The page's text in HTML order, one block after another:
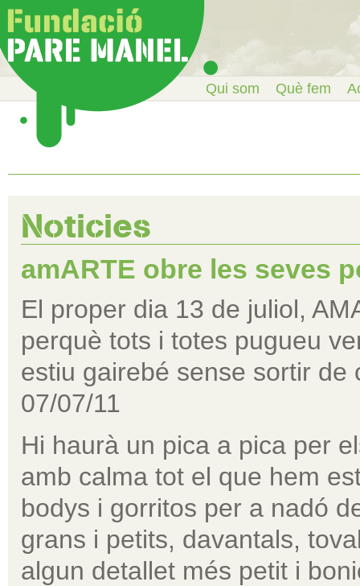
Qui som Què fem
Noticies
amARTE obre les seves
El proper dia 13 de juliol,
perquè tots i totes pugueu
estiu gairebé sense sortir de
07/07/11
Hi haurà un pica a pica per
amb calma tot el que hem
bodys i gorritos per a nadó
grans i petits, davantals,
algun detallet més petit i